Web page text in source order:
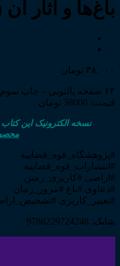
باغ‌ها و آثار
۳۸,۰۰۰ تومان
۶۴ صفحه پالتویی – چاپ سوم – آبان 1402
قیمت: 38000 تومان
نسخه الکترونیک این کتاب
#پژوهشگاه_قوه_قضاییه
#انتشارات_قوه_قضاییه
#اراضی #کاربری_زمین
#دعاوی #باغ #مرور_زمان
#تغییر_کاربری
شابک: 9786229724248